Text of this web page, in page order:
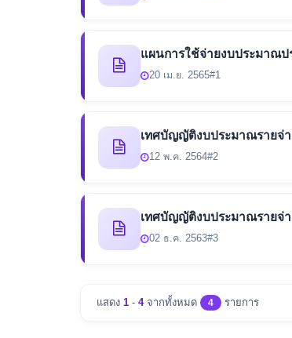
แผนการใช้จ่ายงบประมาณป
20 เม.ย. 2565#1
เทศบัญญัติงบประมาณรายจ่า
12 พ.ค. 2564#2
เทศบัญญัติงบประมาณรายจ่
02 ธ.ค. 2563#3
แสดง 1 - 4จากทั้งหมด 4 รายการ